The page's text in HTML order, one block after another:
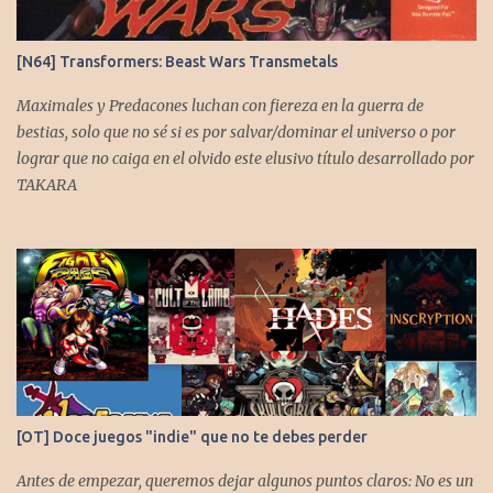
[N64] Transformers: Beast Wars Transmetals
Maximales y Predacones luchan con fiereza en la guerra de
bestias, solo que no sé si es por salvar/dominar el universo o por
lograr que no caiga en el olvido este elusivo título desarrollado por
TAKARA
[OT] Doce juegos "indie" que no te debes perder
Antes de empezar, queremos dejar algunos puntos claros: No es un